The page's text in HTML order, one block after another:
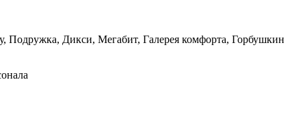
Дикси, Мегабит, Галерея комфорта, Горбушкин